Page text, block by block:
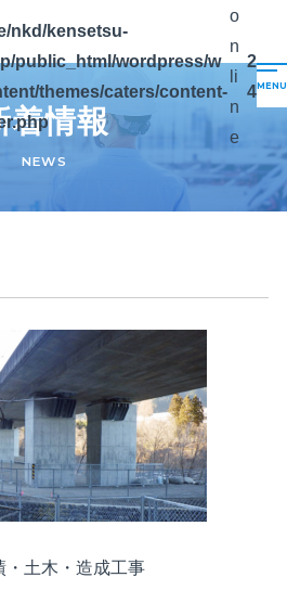
nkd/kensetsu-
public_html/wordpress/w
themes/caters/content-
o
n
li
n
e
2
4
着情報
NEWS
・土木・造成工事